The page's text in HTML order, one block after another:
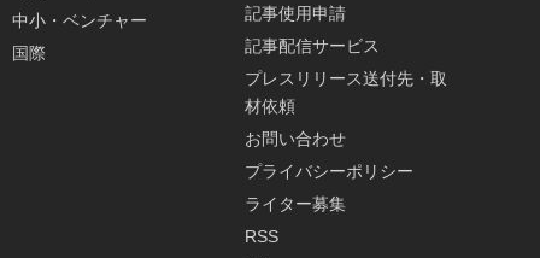
中小・ベンチャー
国際
記事使用申請
記事配信サービス
プレスリリース送付先・取
材依頼
お問い合わせ
プライバシーポリシー
ライター募集
RSS